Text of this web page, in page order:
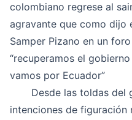
colombiano regrese al
agravante que como dijo
Samper Pizano en un
“recuperamos el
vamos por Ecuador”
Desde las toldas del
intenciones de